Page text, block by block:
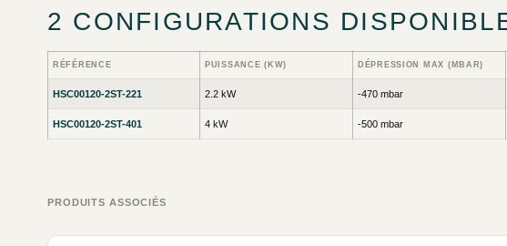
2 CONFIGURATIONS
RÉFÉRENCE PUISSANCE (KW) DÉPRESSION MAX (MBAR)
HSC00120-2ST-221 2.2 kW -470 mbar
HSC00120-2ST-401 4 kW -500 mbar
PRODUITS ASSOCIÉS